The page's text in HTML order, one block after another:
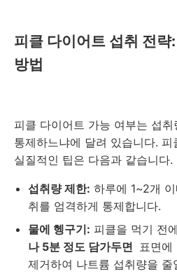
피클 다이어트 섭취 전
방법
피클 다이어트 가능 여부는 섭
통제하느냐에 달려 있습니다.
실질적인 팁은 다음과 같습니다.
섭취량 제한: 하루에 1~2개
취를 엄격하게 통제합니다.
물에 헹구기: 피클을 먹기 전에
나 5분 정도 담가두면 표면에
제거하여 나트륨 섭취량을 줄